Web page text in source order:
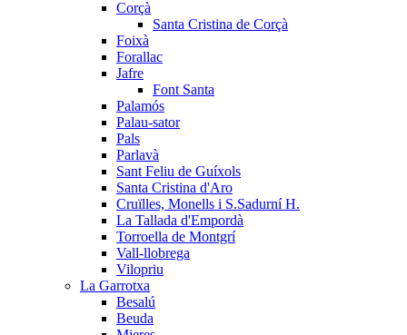
Corçà
Santa Cristina de Corçà
Foixà
Forallac
Jafre
Font Santa
Palamós
Palau-sator
Pals
Parlavà
Sant Feliu de Guíxols
Santa Cristina d'Aro
Cruïlles, Monells i S.Sadurní H.
La Tallada d'Empordà
Torroella de Montgrí
Vall-llobrega
Vilopriu
La Garrotxa
Besalú
Beuda